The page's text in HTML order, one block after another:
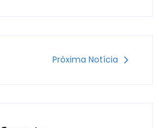
Próxima Notícia